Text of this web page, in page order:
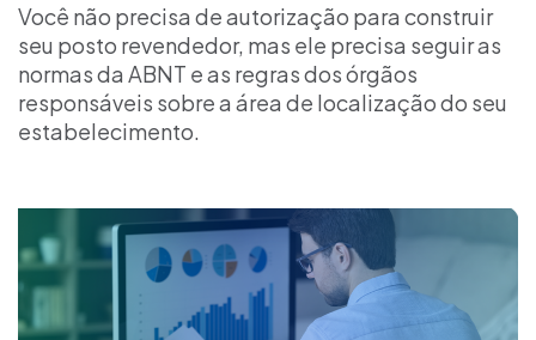
Você não precisa de autorização para construir
seu posto revendedor, mas ele precisa seguir as
normas da ABNT e as regras dos órgãos
responsáveis sobre a área de localização do seu
estabelecimento.